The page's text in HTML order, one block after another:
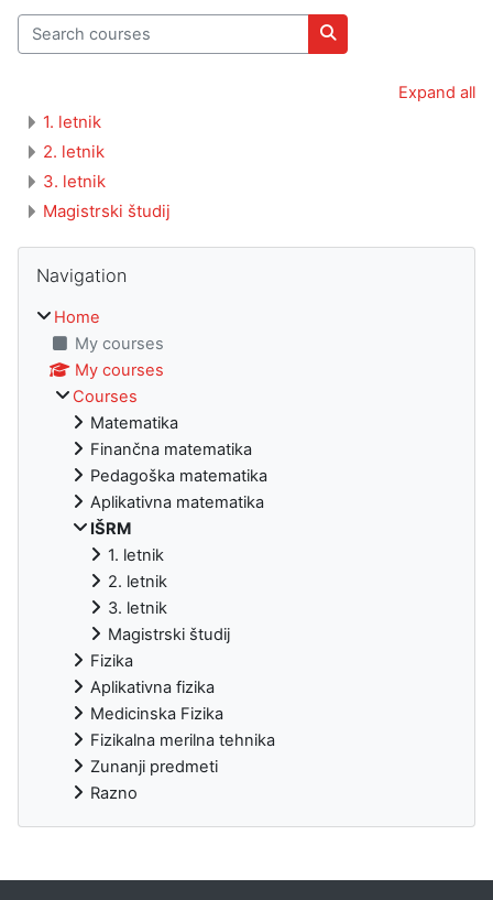
Search courses
Search courses
Expand all
1. letnik
2. letnik
3. letnik
Magistrski študij
Blocks
Navigation
Home
My courses
My courses
Courses
Matematika
Finančna matematika
Pedagoška matematika
Aplikativna matematika
IŠRM
1. letnik
2. letnik
3. letnik
Magistrski študij
Fizika
Aplikativna fizika
Medicinska Fizika
Fizikalna merilna tehnika
Zunanji predmeti
Razno
Supplementary blocks